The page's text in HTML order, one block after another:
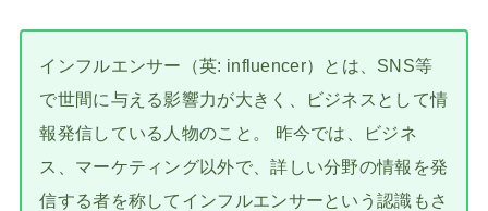
インフルエンサー（英: influencer）とは、SNS等
で世間に与える影響力が大きく、ビジネスとして情
報発信している人物のこと。 昨今では、ビジネ
ス、マーケティング以外で、詳しい分野の情報を発
信する者を称してインフルエンサーという認識もさ